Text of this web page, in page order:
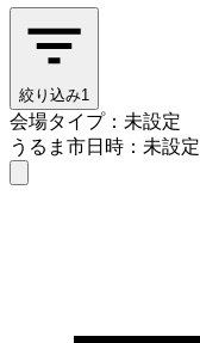
絞り込み1
会場タイプ：未設定
うるま市日時：未設定